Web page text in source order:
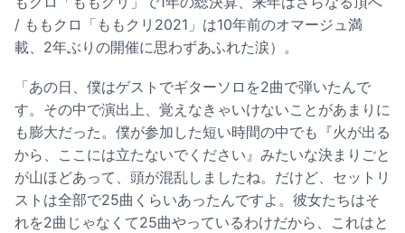
/ ももクロ「ももクリ2021」は10年前のオマージュ満
載、2年ぶりの開催に思わずあふれた涙）。
「あの日、僕はゲストでギターソロを2曲で弾いたんで
す。その中で演出上、覚えなきゃいけないことがあまりに
も膨大だった。僕が参加した短い時間の中でも『火が出る
から、ここには立たないでください』みたいな決まりごと
が山ほどあって、頭が混乱しましたね。だけど、セットリ
ストは全部で25曲くらいあったんですよ。彼女たちはそ
れを2曲じゃなくて25曲やっているわけだから、これはと